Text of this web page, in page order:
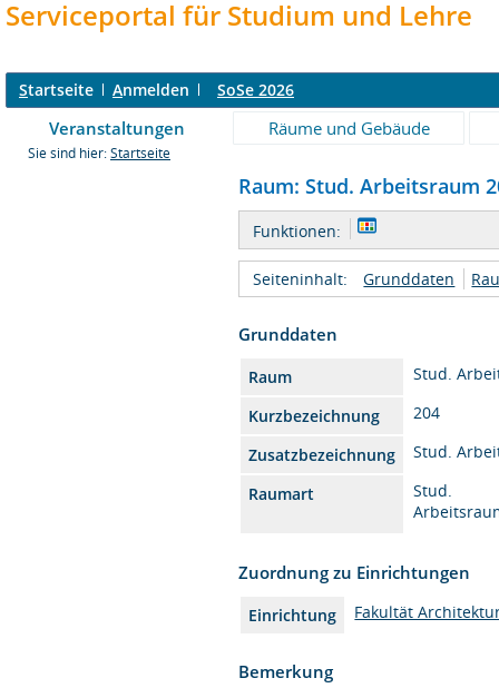
Serviceportal für Studium und Lehre
Startseite Anmelden SoSe 2026
Veranstaltungen Räume und Gebäude
Sie sind hier: Startseite
Raum: Stud. Arbeitsraum
Funktionen:
Seiteninhalt: Grunddaten
Grunddaten
Raum
Stud.
Kurzbezeichnung
204
Zusatzbezeichnung
Stud.
Raumart
Stud.
Zuordnung zu Einrichtungen
Einrichtung Fakultät
Bemerkung